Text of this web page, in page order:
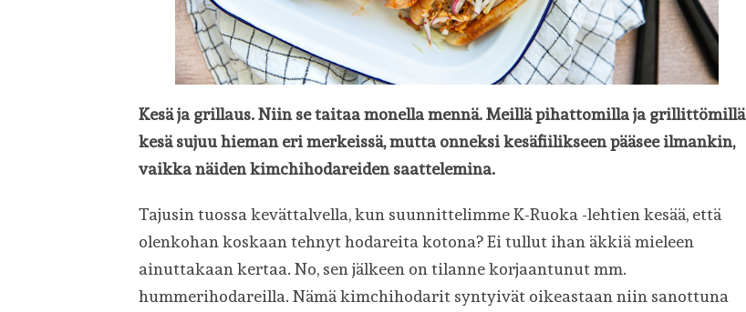
Kesä ja grillaus. Niin se taitaa monella mennä. Meillä pihattomilla ja grillittömillä
kesä sujuu hieman eri merkeissä, mutta onneksi kesäfiilikseen pääsee ilmankin,
vaikka näiden kimchihodareiden saattelemina.
Tajusin tuossa kevättalvella, kun suunnittelimme K-Ruoka -lehtien kesää, että
olenkohan koskaan tehnyt hodareita kotona? Ei tullut ihan äkkiä mieleen
ainuttakaan kertaa. No, sen jälkeen on tilanne korjaantunut mm.
hummerihodareilla. Nämä kimchihodarit syntyivät oikeastaan niin sanottuna